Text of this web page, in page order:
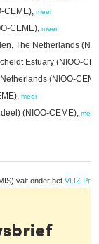
CEME), meer
CEME), meer
The Netherlands
Estuary (NIOO-
(NIOO-
meer
(NIOO-CEME), meer
valt onder het VLIZ